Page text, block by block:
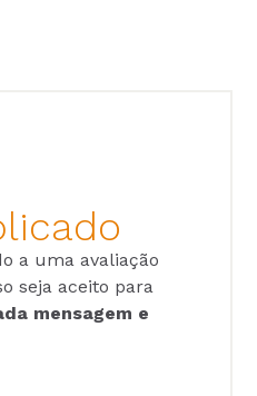
a uma avaliação
seja aceito para
mensagem e